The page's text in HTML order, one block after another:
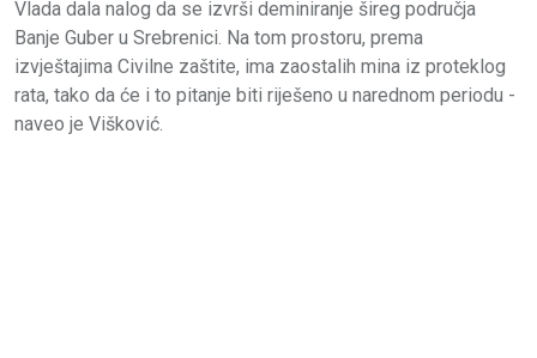
Vlada dala nalog da se izvrši deminiranje šireg područja
Banje Guber u Srebrenici. Na tom prostoru, prema
izvještajima Civilne zaštite, ima zaostalih mina iz proteklog
rata, tako da će i to pitanje biti riješeno u narednom periodu -
naveo je Višković.